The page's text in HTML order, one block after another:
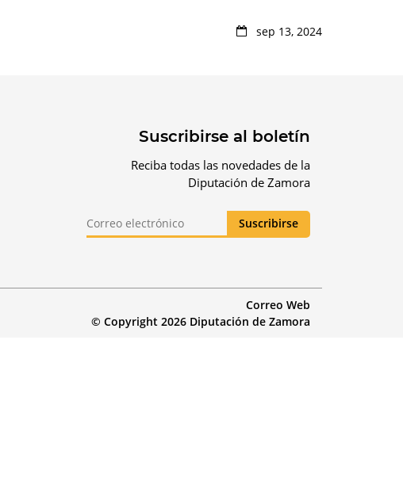
sep 13, 2024
Suscribirse al boletín
Reciba todas las novedades de la
Diputación de Zamora
Correo Web
© Copyright 2026 Diputación de Zamora